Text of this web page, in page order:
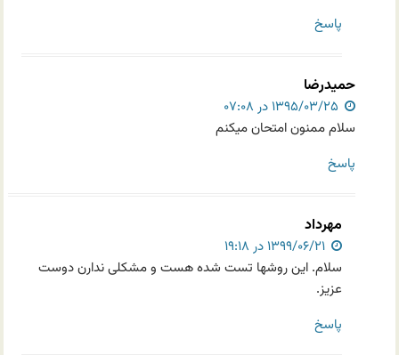
پاسخ
حمیدرضا
سلام ممنون امتحان میکنم
پاسخ
مهرداد
۱۳۹۹/۰۶/۲۱ در ۱۹:۱۸
سلام. این روشها تست شده هست و مشکلی ندارن دوست
عزیز.
پاسخ